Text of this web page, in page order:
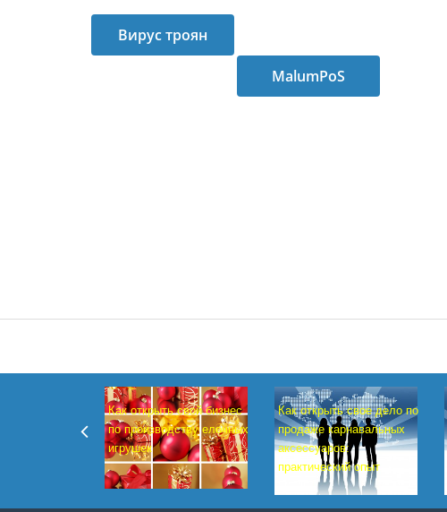
Вирус троян
MalumPoS
Как открыть свой бизнес
по производству елочных
игрушек
Как открыть свое дело по
продаже карнавальных
аксессуаров:
практический опыт